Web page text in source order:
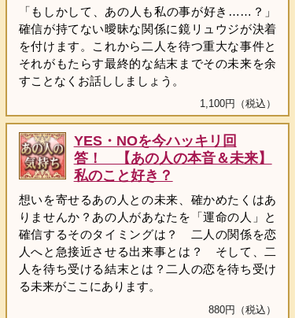
「もしかして、あの人も私の事が好き……？」
確信が持てない曖昧な関係に鏡リュウジが決着
を付けます。これから二人を待つ重大な事件と
それがもたらす最終的な結末までその未来を余
すことなくお話ししましょう。
1,100円（税込）
YES・NOを今ハッキリ回
答！ 【あの人の本音＆未来】
私のこと好き？
想いを寄せるあの人との未来、確かめたくはあ
りませんか？あの人があなたを「運命の人」と
確信するそのタイミングは？ 二人の関係を恋
人へと急接近させる出来事とは？ そして、二
人を待ち受ける結末とは？二人の恋を待ち受け
る未来がここにあります。
880円（税込）